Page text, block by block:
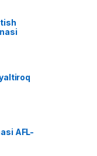
AFL-